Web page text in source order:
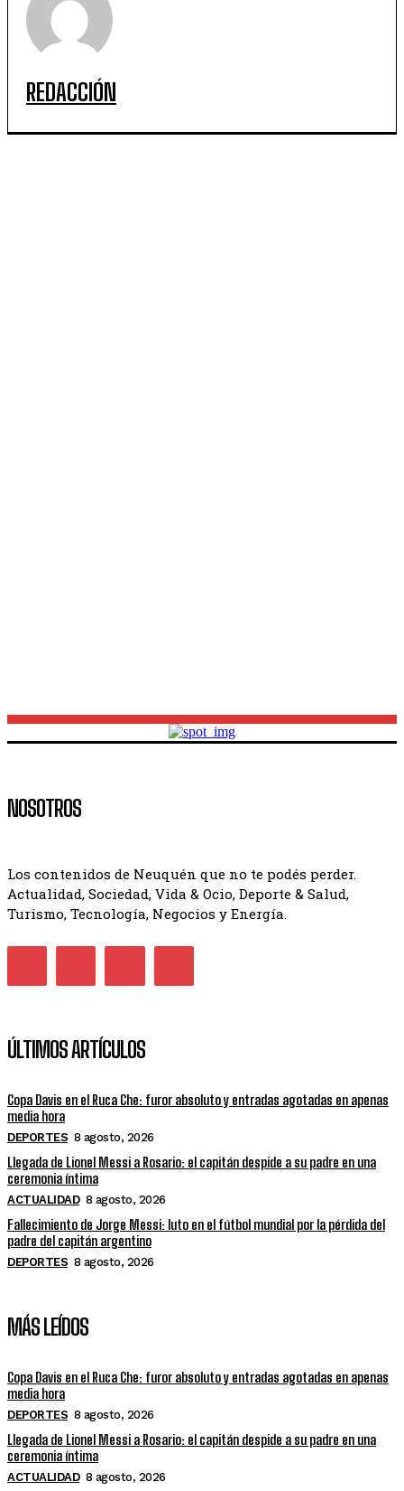
REDACCIÓN
NOSOTROS
Los contenidos de Neuquén que no te podés perder.
Actualidad, Sociedad, Vida & Ocio, Deporte & Salud,
Turismo, Tecnología, Negocios y Energía.
ÚLTIMOS ARTÍCULOS
Copa Davis en el Ruca Che: furor absoluto y entradas agotadas en apenas
media hora
DEPORTES 8 agosto, 2026
Llegada de Lionel Messi a Rosario: el capitán despide a su padre en una
ceremonia íntima
ACTUALIDAD 8 agosto, 2026
Fallecimiento de Jorge Messi: luto en el fútbol mundial por la pérdida del
padre del capitán argentino
DEPORTES 8 agosto, 2026
MÁS LEÍDOS
Copa Davis en el Ruca Che: furor absoluto y entradas agotadas en apenas
media hora
DEPORTES 8 agosto, 2026
Llegada de Lionel Messi a Rosario: el capitán despide a su padre en una
ceremonia íntima
ACTUALIDAD 8 agosto, 2026